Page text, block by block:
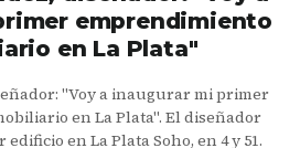
emprendimiento
en La Plata"
"Voy a inaugurar mi primer
en La Plata". El diseñador
en La Plata Soho, en 4 y 51.